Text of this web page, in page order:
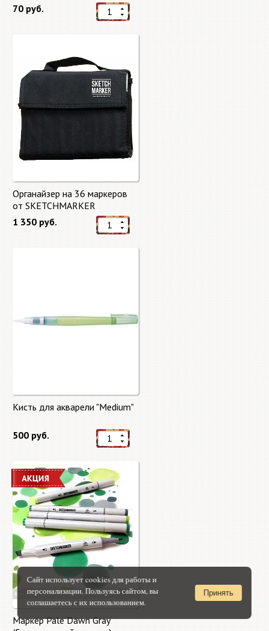
70 руб.
Органайзер на 36 маркеров
от SKETCHMARKER
1 350 руб.
Кисть для акварели "Medium"
500 руб.
Маркер Pale Dawn Gray
Сайт использует cookies для работы и
персонализации. Пользуясь сайтом, вы
соглашаетесь с их использованием.
Принять